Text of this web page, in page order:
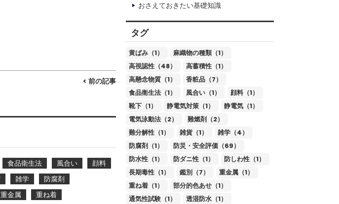
< 前の記事
食品衛生法 風合い
顔料
雑学
防腐剤
重金属
重ね着
おさえておきたい基礎知識
タグ
黄ばみ（1）
麻織物の種類（1）
高視認性（48）
高蓄積性（1）
高懸念物質（1）
香粧品（7）
食品衛生法（1）
風合い（1）
顔料（1）
靴下（1）
静電気対策（1）
静電気（1）
電気泳動法（2）
難燃剤（2）
難分解性（1）
雑貨（1）
雑学（4）
防腐剤（1）
防災・安全評価（69）
防水性（1）
防ダニ性（1）
防しわ性（1）
長期毒性（1）
鑑別（7）
重金属（1）
重ね着（1）
部分的色あせ（1）
通気性試験（1）
透湿防水（1）